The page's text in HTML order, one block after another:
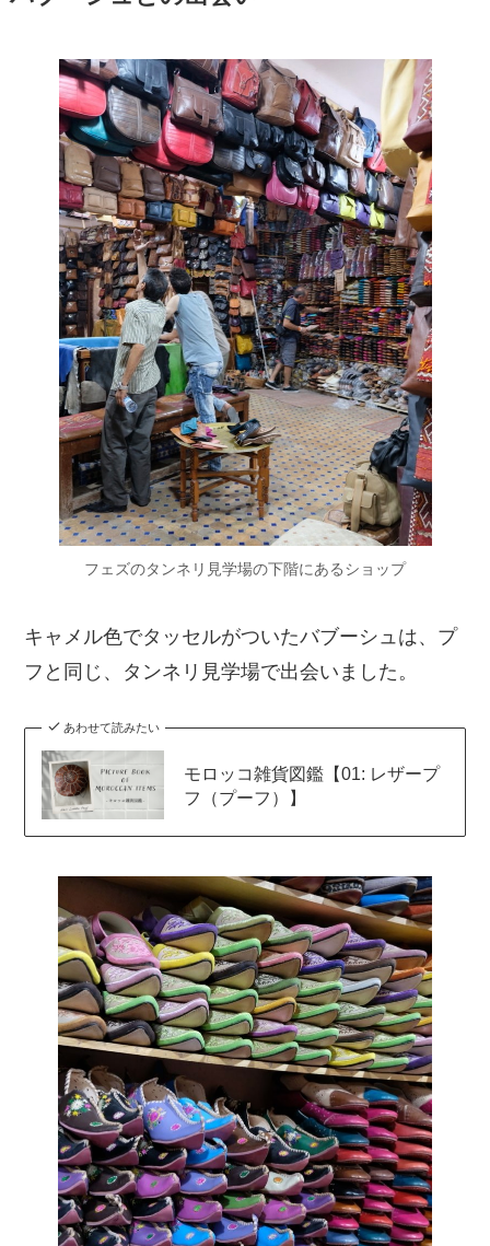
フェズのタンネリ見学場の下階にあるショップ
キャメル色でタッセルがついたバブーシュは、プ
フと同じ、タンネリ見学場で出会いました。
あわせて読みたい
モロッコ雑貨図鑑【01: レザープ
フ（プーフ）】